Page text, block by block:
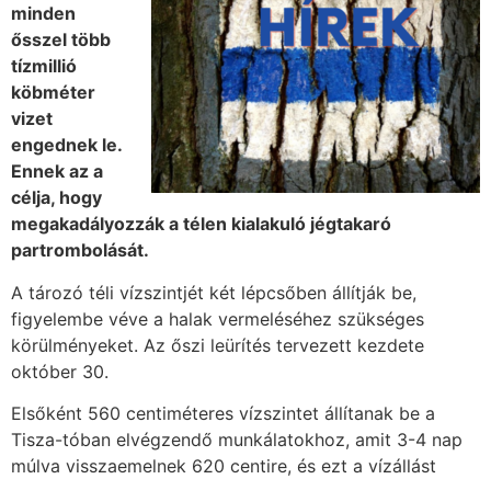
minden
ősszel több
tízmillió
köbméter
vizet
engednek le.
Ennek az a
célja, hogy
megakadályozzák a télen kialakuló jégtakaró
partrombolását.
A tározó téli vízszintjét két lépcsőben állítják be,
figyelembe véve a halak vermeléséhez szükséges
körülményeket. Az őszi leürítés tervezett kezdete
október 30.
Elsőként 560 centiméteres vízszintet állítanak be a
Tisza-tóban elvégzendő munkálatokhoz, amit 3-4 nap
múlva visszaemelnek 620 centire, és ezt a vízállást